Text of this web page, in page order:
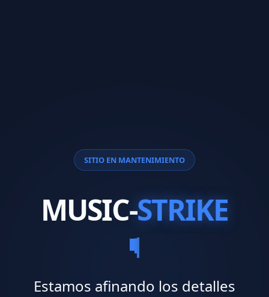
SITIO EN MANTENIMIENTO
MUSIC-STRIKE
Estamos afinando los detalles